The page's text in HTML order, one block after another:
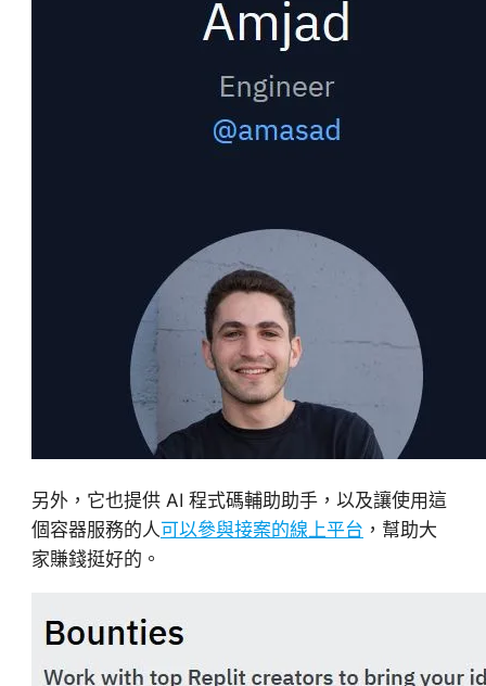
另外，它也提供 AI 程式碼輔助助手，以及讓使用這
個容器服務的人可以參與接案的線上平台 ，幫助大
家賺錢挺好的。